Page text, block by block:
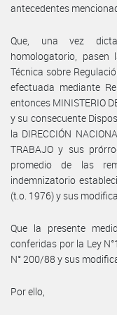
antecedentes
Que, una vez
homologatorio, pasen
Técnica sobre
efectuada mediante
entonces MINISTERIO
y su consecuente
la DIRECCIÓN
TRABAJO y sus
promedio de las
indemnizatorio
(t.o. 1976) y sus
Que la presente
conferidas por la Ley
N° 200/88 y sus
Por ello,